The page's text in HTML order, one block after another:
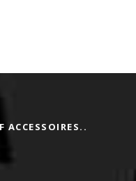
ACCESSOIRES..